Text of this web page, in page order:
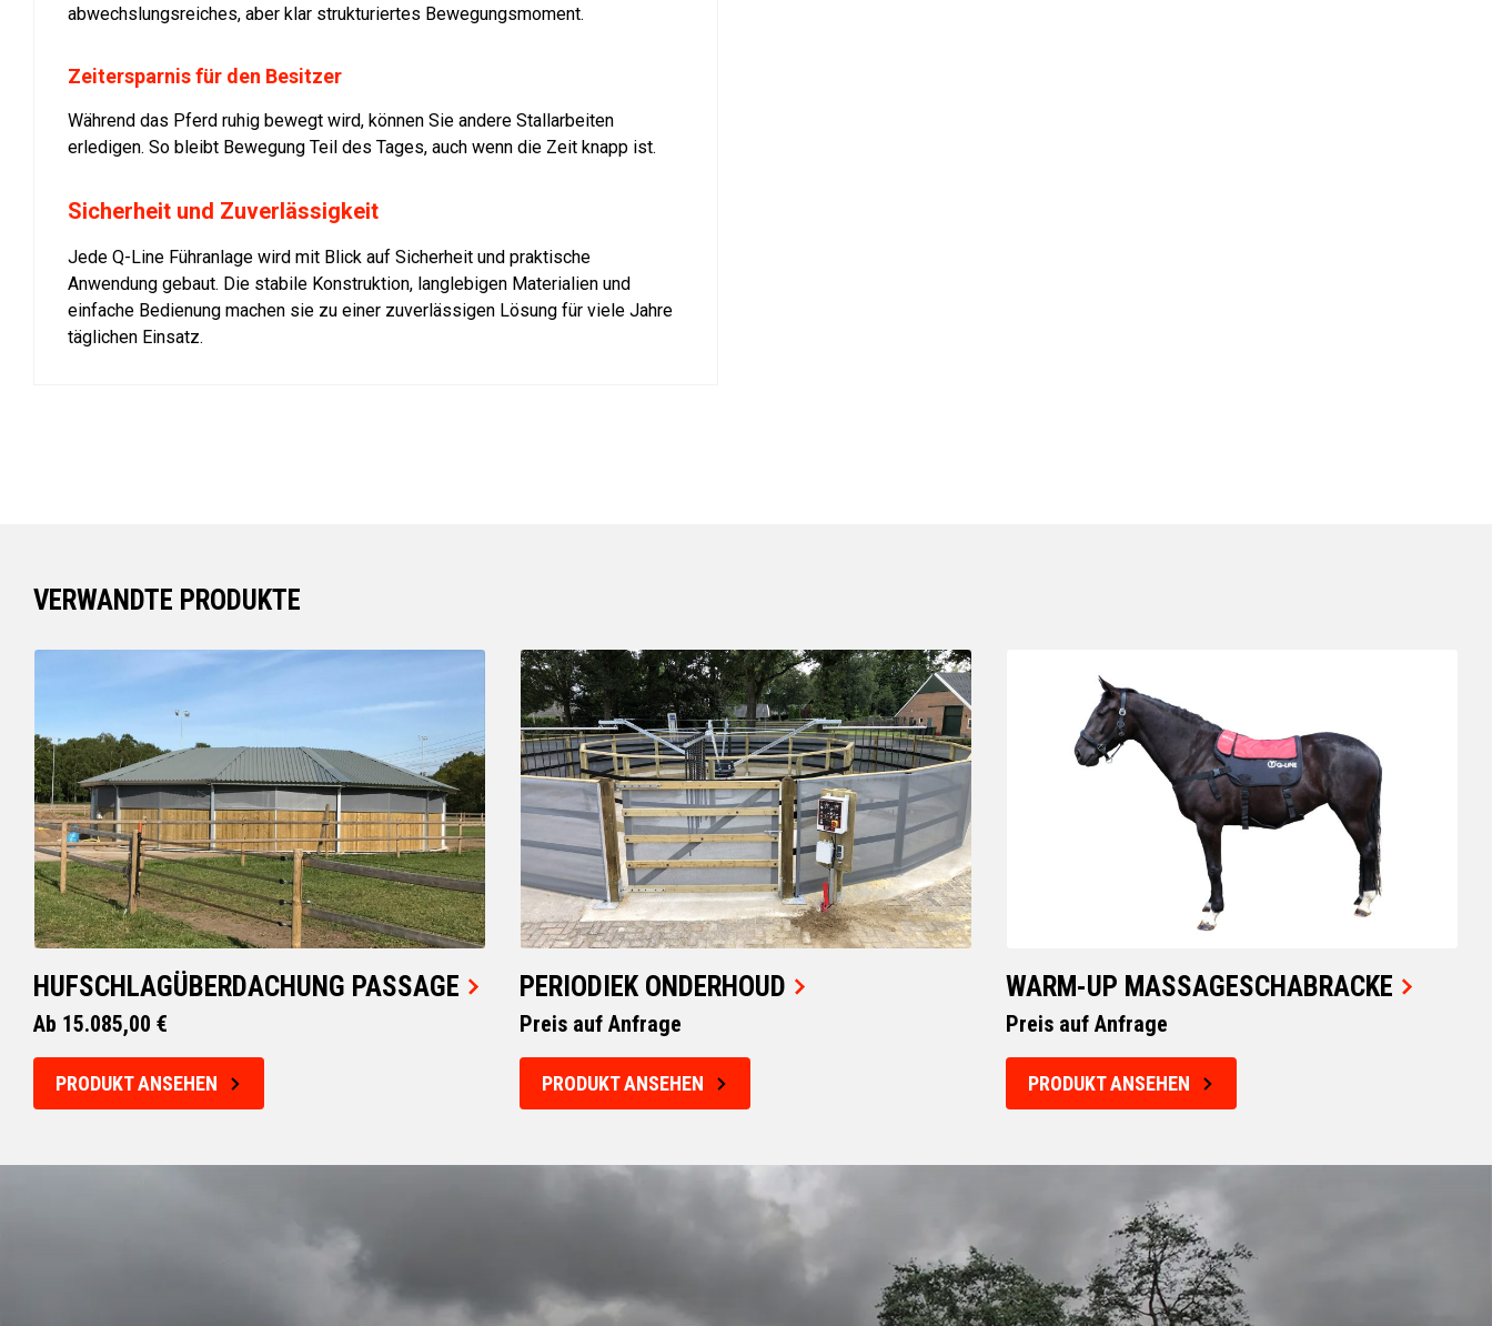
abwechslungsreiches, aber klar strukturiertes Bewegungsmoment.
Zeitersparnis für den Besitzer
Während das Pferd ruhig bewegt wird, können Sie andere Stallarbeiten
erledigen. So bleibt Bewegung Teil des Tages, auch wenn die Zeit knapp ist.
Sicherheit und Zuverlässigkeit
Jede Q-Line Führanlage wird mit Blick auf Sicherheit und praktische
Anwendung gebaut. Die stabile Konstruktion, langlebigen Materialien und
einfache Bedienung machen sie zu einer zuverlässigen Lösung für viele Jahre
täglichen Einsatz.
VERWANDTE PRODUKTE
HUFSCHLAGÜBERDACHUNG PASSAGE
Ab 15.085,00 €
PRODUKT ANSEHEN
PERIODIEK ONDERHOUD
Preis auf Anfrage
PRODUKT ANSEHEN
WARM-UP MASSAGESCHABRACKE
Preis auf Anfrage
PRODUKT ANSEHEN